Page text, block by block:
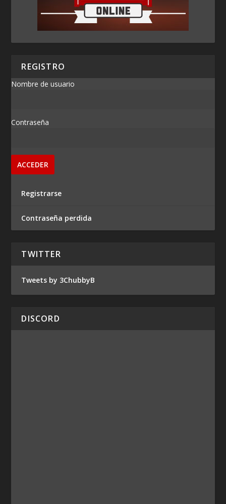
REGISTRO
Nombre de usuario
Contraseña
Registrarse
Contraseña perdida
TWITTER
Tweets by 3ChubbyB
DISCORD